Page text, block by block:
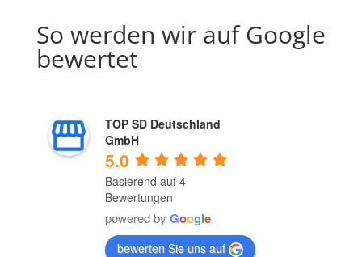
So werden wir auf Google
bewertet
TOP SD Deutschland
GmbH
5.0
Basierend auf 4
Bewertungen
powered by Google
bewerten Sie uns auf